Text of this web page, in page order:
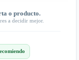
o producto.
a decidir mejor.